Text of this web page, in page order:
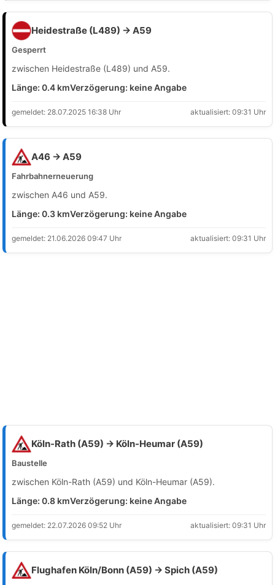
Heidestraße (L489) → A59
Gesperrt
zwischen Heidestraße (L489) und A59.
Länge: 0.4 kmVerzögerung: keine Angabe
gemeldet: 28.07.2025 16:38 Uhr aktualisiert: 09:31 Uhr
A46 → A59
Fahrbahnerneuerung
zwischen A46 und A59.
Länge: 0.3 kmVerzögerung: keine Angabe
gemeldet: 21.06.2026 09:47 Uhr aktualisiert: 09:31 Uhr
Köln-Rath (A59) → Köln-Heumar (A59)
Baustelle
zwischen Köln-Rath (A59) und Köln-Heumar (A59).
Länge: 0.8 kmVerzögerung: keine Angabe
gemeldet: 22.07.2026 09:52 Uhr aktualisiert: 09:31 Uhr
Flughafen Köln/Bonn (A59) → Spich (A59)